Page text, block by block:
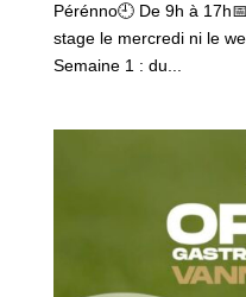
Pérénno🕘 De 9h à
stage le mercredi ni le
Semaine 1 : du...